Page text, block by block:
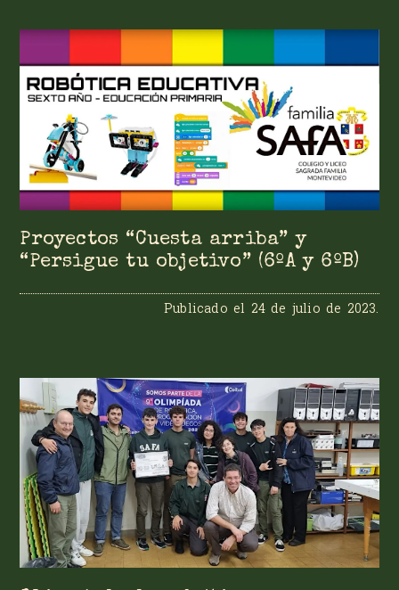
Proyectos “Cuesta arriba” y
“Persigue tu objetivo” (6ºA y 6ºB)
Publicado el 24 de julio de 2023.